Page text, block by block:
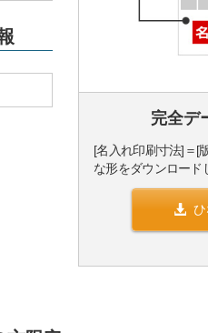
完全デ
[名入れ印刷寸法]＝[
な形をダウンロード